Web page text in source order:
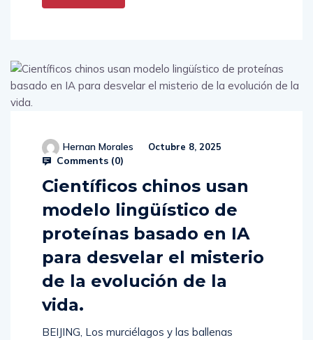
Hernan Morales Octubre 8, 2025
Comments (0)
Científicos chinos usan
modelo lingüístico de
proteínas basado en IA
para desvelar el misterio
de la evolución de la
vida.
BEIJING, Los murciélagos y las ballenas